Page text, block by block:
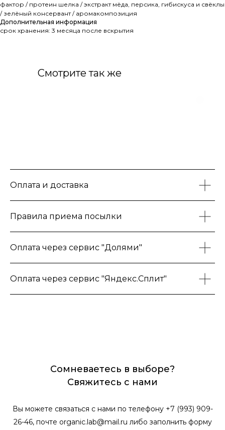
фактор / протеин шелка / экстракт мёда, персика, гибискуса и свёклы
/ зелёный консервант / аромакомпозиция
Дополнительная информация
срок хранения: 3 месяца после вскрытия
Смотрите так же
Оплата и доставка
Правила приема посылки
Оплата через сервис "Долями"
Оплата через сервис "Яндекс.Сплит"
Сомневаетесь в выборе?
Свяжитесь с нами
Вы можете связаться с нами по телефону +7 (993) 909-
26-46, почте organic.lab@mail.ru либо заполнить форму